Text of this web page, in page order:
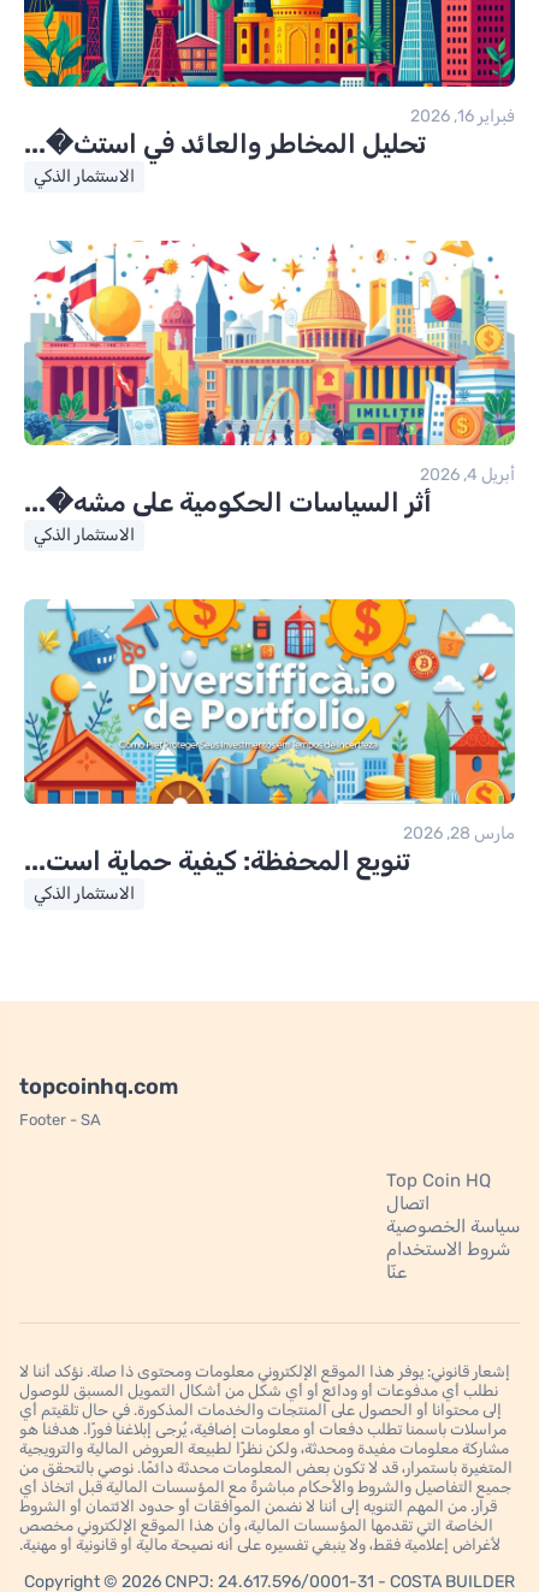
فبراير 16, 2026
تحليل المخاطر والعائد في استث�...
الاستثمار الذكي
أبريل 4, 2026
أثر السياسات الحكومية على مشه�...
الاستثمار الذكي
مارس 28, 2026
تنويع المحفظة: كيفية حماية است...
الاستثمار الذكي
topcoinhq.com
Footer - SA
Top Coin HQ
اتصال
سياسة الخصوصية
شروط الاستخدام
عنّا
إشعار قانوني: يوفر هذا الموقع الإلكتروني معلومات ومحتوى ذا صلة. نؤكد أننا لا
نطلب أي مدفوعات أو ودائع أو أي شكل من أشكال التمويل المسبق للوصول
إلى محتوانا أو الحصول على المنتجات والخدمات المذكورة. في حال تلقيتم أي
مراسلات باسمنا تطلب دفعات أو معلومات إضافية، يُرجى إبلاغنا فورًا. هدفنا هو
مشاركة معلومات مفيدة ومحدثة، ولكن نظرًا لطبيعة العروض المالية والترويجية
المتغيرة باستمرار، قد لا تكون بعض المعلومات محدثة دائمًا. نوصي بالتحقق من
جميع التفاصيل والشروط والأحكام مباشرةً مع المؤسسات المالية قبل اتخاذ أي
قرار. من المهم التنويه إلى أننا لا نضمن الموافقات أو حدود الائتمان أو الشروط
الخاصة التي تقدمها المؤسسات المالية، وأن هذا الموقع الإلكتروني مخصص
لأغراض إعلامية فقط، ولا ينبغي تفسيره على أنه نصيحة مالية أو قانونية أو مهنية.
Copyright © 2026 CNPJ: 24.617.596/0001-31 - COSTA BUILDER